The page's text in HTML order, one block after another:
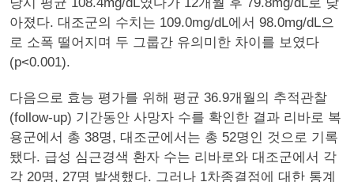
아졌다. 대조군의 수치는 109.0mg/dL에서 98.0mg/dL으
로 소폭 떨어지며 두 그룹간 유의미한 차이를 보였다
(p<0.001).
다음으로 효능 평가를 위해 평균 36.9개월의 추적관찰
(follow-up) 기간동안 사망자 수를 확인한 결과 리바로 복
용군에서 총 38명, 대조군에서는 총 52명인 것으로 기록
됐다. 급성 심근경색 환자 수는 리바로와 대조군에서 각
각 20명, 27명 발생했다. 그러나 1차종결점에 대한 통계